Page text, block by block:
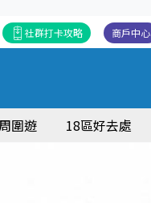
商戶中心
社群打卡攻略
圍遊 18區好去處